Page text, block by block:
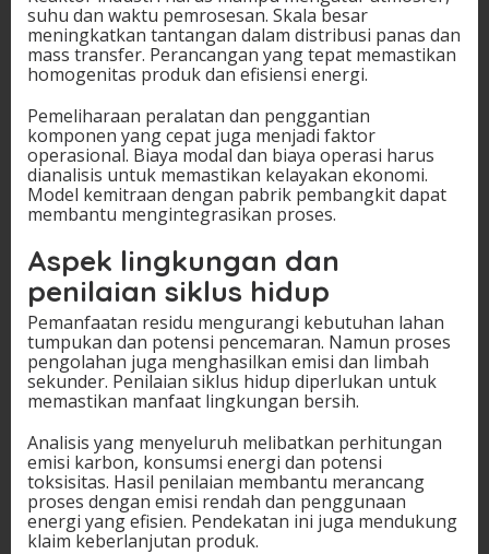
suhu dan waktu pemrosesan. Skala besar
meningkatkan tantangan dalam distribusi panas dan
mass transfer. Perancangan yang tepat memastikan
homogenitas produk dan efisiensi energi.
Pemeliharaan peralatan dan penggantian
komponen yang cepat juga menjadi faktor
operasional. Biaya modal dan biaya operasi harus
dianalisis untuk memastikan kelayakan ekonomi.
Model kemitraan dengan pabrik pembangkit dapat
membantu mengintegrasikan proses.
Aspek lingkungan dan
penilaian siklus hidup
Pemanfaatan residu mengurangi kebutuhan lahan
tumpukan dan potensi pencemaran. Namun proses
pengolahan juga menghasilkan emisi dan limbah
sekunder. Penilaian siklus hidup diperlukan untuk
memastikan manfaat lingkungan bersih.
Analisis yang menyeluruh melibatkan perhitungan
emisi karbon, konsumsi energi dan potensi
toksisitas. Hasil penilaian membantu merancang
proses dengan emisi rendah dan penggunaan
energi yang efisien. Pendekatan ini juga mendukung
klaim keberlanjutan produk.